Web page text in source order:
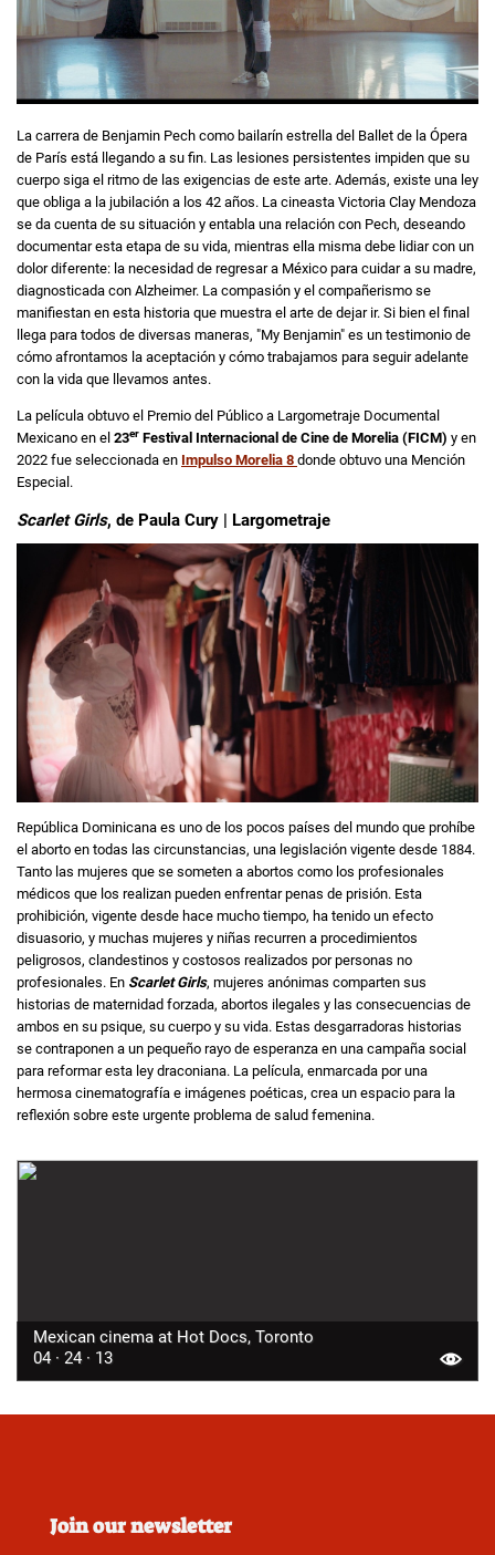
La carrera de Benjamin Pech como bailarín estrella del Ballet de la Ópera
de París está llegando a su fin. Las lesiones persistentes impiden que su
cuerpo siga el ritmo de las exigencias de este arte. Además, existe una ley
que obliga a la jubilación a los 42 años. La cineasta Victoria Clay Mendoza
se da cuenta de su situación y entabla una relación con Pech, deseando
documentar esta etapa de su vida, mientras ella misma debe lidiar con un
dolor diferente: la necesidad de regresar a México para cuidar a su madre,
diagnosticada con Alzheimer. La compasión y el compañerismo se
manifiestan en esta historia que muestra el arte de dejar ir. Si bien el final
llega para todos de diversas maneras, "My Benjamin" es un testimonio de
cómo afrontamos la aceptación y cómo trabajamos para seguir adelante
con la vida que llevamos antes.
La película obtuvo el Premio del Público a Largometraje Documental
Mexicano en el 23er Festival Internacional de Cine de Morelia (FICM) y en
2022 fue seleccionada en Impulso Morelia 8 donde obtuvo una Mención
Especial.
Scarlet Girls, de Paula Cury | Largometraje
República Dominicana es uno de los pocos países del mundo que prohíbe
el aborto en todas las circunstancias, una legislación vigente desde 1884.
Tanto las mujeres que se someten a abortos como los profesionales
médicos que los realizan pueden enfrentar penas de prisión. Esta
prohibición, vigente desde hace mucho tiempo, ha tenido un efecto
disuasorio, y muchas mujeres y niñas recurren a procedimientos
peligrosos, clandestinos y costosos realizados por personas no
profesionales. En Scarlet Girls, mujeres anónimas comparten sus
historias de maternidad forzada, abortos ilegales y las consecuencias de
ambos en su psique, su cuerpo y su vida. Estas desgarradoras historias
se contraponen a un pequeño rayo de esperanza en una campaña social
para reformar esta ley draconiana. La película, enmarcada por una
hermosa cinematografía e imágenes poéticas, crea un espacio para la
reflexión sobre este urgente problema de salud femenina.
Mexican cinema at Hot Docs, Toronto
04 · 24 · 13
Join our newsletter